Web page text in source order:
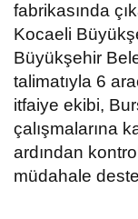
fabrikasında
Kocaeli
Büyükşehir
talimatıyla 6
itfaiye ekibi,
çalışmalarına
ardından
müdahale